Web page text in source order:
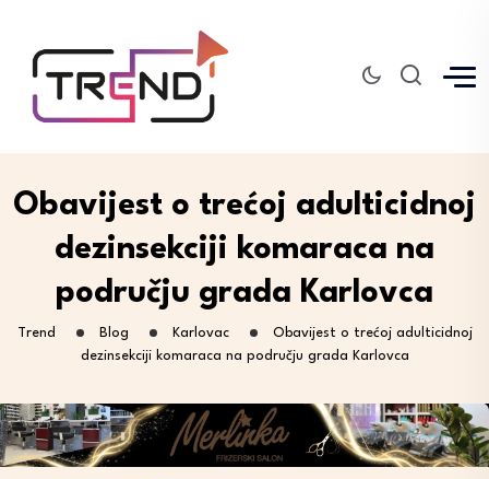
Obavijest o trećoj adulticidnoj
dezinsekciji komaraca na
području grada Karlovca
Trend Blog Karlovac
Obavijest o trećoj adulticidnoj
dezinsekciji komaraca na području grada Karlovca